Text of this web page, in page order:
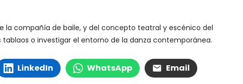
la compañía de baile, y del concepto teatral y escénico del
o investigar el entorno de la danza contemporánea.
LinkedIn WhatsApp Email